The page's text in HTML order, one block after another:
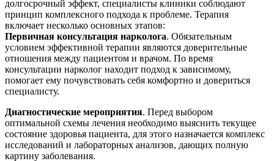
долгосрочный эффект, специалисты клиники соблюдают
принцип комплексного подхода к проблеме. Терапия
включает несколько основных этапов:
Первичная консультация нарколога. Обязательным
условием эффективной терапии являются доверительные
отношения между пациентом и врачом. По время
консультации нарколог находит подход к зависимому,
помогает ему почувствовать себя комфортно и довериться
специалисту.
Диагностические мероприятия. Перед выбором
оптимальной схемы лечения необходимо выяснить текущее
состояние здоровья пациента, для этого назначается комплекс
исследований и лабораторных анализов, дающих полную
картину заболевания.